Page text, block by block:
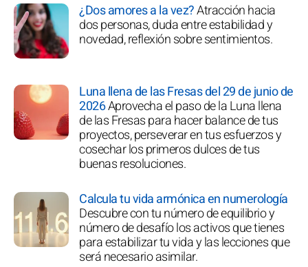
¿Dos amores a la vez?Atracción hacia
dos personas, duda entre estabilidad y
novedad, reflexión sobre sentimientos.
Luna llena de las Fresas del 29 de junio de
2026Aprovecha el paso de la Luna llena
de las Fresas para hacer balance de tus
proyectos, perseverar en tus esfuerzos y
cosechar los primeros dulces de tus
buenas resoluciones.
Calcula tu vida armónica en numerología
Descubre con tu número de equilibrio y
número de desafío los activos que tienes
para estabilizar tu vida y las lecciones que
será necesario asimilar.